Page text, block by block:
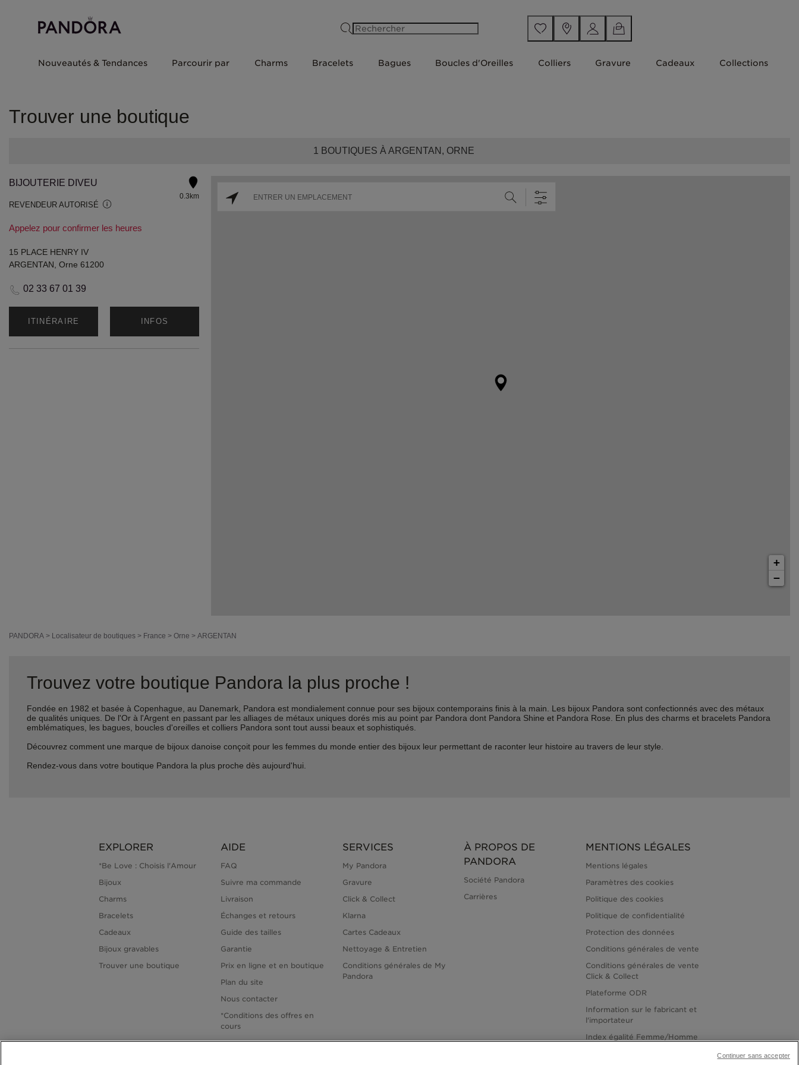
Nouveautés & Tendances Parcourir par Charms Bracelets Bagues Boucles d'Oreilles Colliers Gravure Cadeaux Collections
Trouver une boutique
1 BOUTIQUES À ARGENTAN, ORNE
BIJOUTERIE DIVEU
REVENDEUR AUTORISÉ
Appelez pour confirmer les heures
0.3km
15 PLACE HENRY IV
ARGENTAN, Orne 61200
02 33 67 01 39
ITINÉRAIRE INFOS
+
−
PANDORA > Localisateur de boutiques > France > Orne > ARGENTAN
Trouvez votre boutique Pandora la plus proche !
Fondée en 1982 et basée à Copenhague, au Danemark, Pandora est mondialement connue pour ses bijoux contemporains finis à la main. Les bijoux Pandora sont confectionnés avec des métaux
de qualités uniques. De l'Or à l'Argent en passant par les alliages de métaux uniques dorés mis au point par Pandora dont Pandora Shine et Pandora Rose. En plus des charms et bracelets Pandora
emblématiques, les bagues, boucles d'oreilles et colliers Pandora sont tout aussi beaux et sophistiqués.
Découvrez comment une marque de bijoux danoise conçoit pour les femmes du monde entier des bijoux leur permettant de raconter leur histoire au travers de leur style.
Rendez-vous dans votre boutique Pandora la plus proche dès aujourd'hui.
EXPLORER
*Be Love : Choisis l'Amour
Bijoux
Charms
Bracelets
Cadeaux
Bijoux gravables
Trouver une boutique
AIDE
FAQ
Suivre ma commande
Livraison
Échanges et retours
Guide des tailles
Garantie
Prix en ligne et en boutique
Plan du site
Nous contacter
*Conditions des offres en
cours
SERVICES
My Pandora
Gravure
Click & Collect
Klarna
Cartes Cadeaux
Nettoyage & Entretien
Conditions générales de My
Pandora
À PROPOS DE
PANDORA
Société Pandora
Carrières
MENTIONS LÉGALES
Mentions légales
Paramètres des cookies
Politique des cookies
Politique de confidentialité
Protection des données
Conditions générales de vente
Conditions générales de vente
Click & Collect
Plateforme ODR
Information sur le fabricant et
l'importateur
Index égalité Femme/Homme
Continuer sans accepter